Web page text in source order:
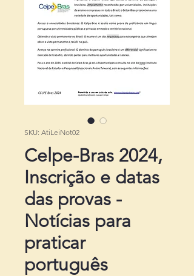
SKU: AtiLeiNot02
Celpe-Bras 2024,
Inscrição e datas
das provas -
Notícias para
praticar
português